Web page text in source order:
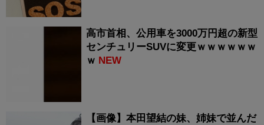
高市首相、公用車を3000万円超の新型
センチュリーSUVに変更ｗｗｗｗｗｗ
ｗ NEW
【画像】本田望結の妹、姉妹で並んだ